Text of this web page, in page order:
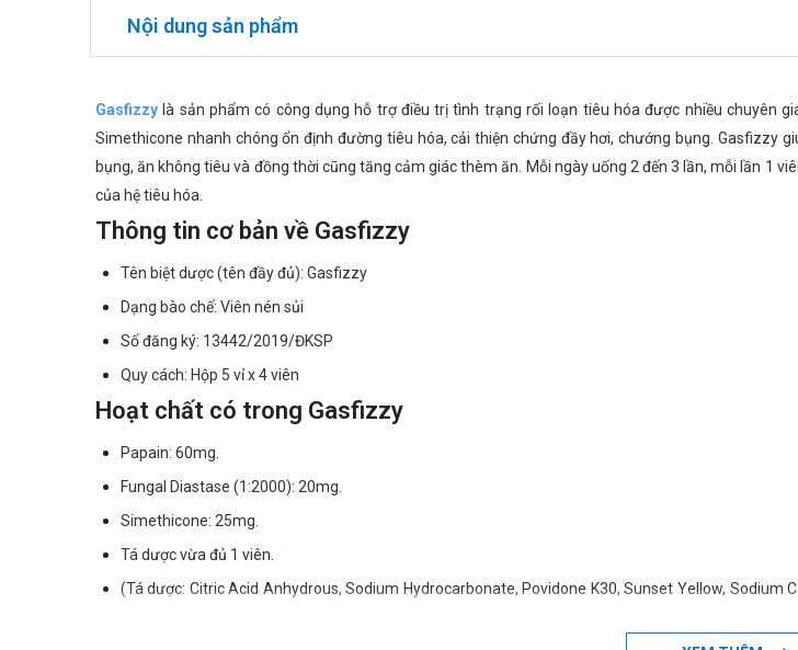
Nội dung sản phẩm
Gasfizzy là sản phẩm có công dụng hỗ trợ điều trị tình trạng rối loạn tiêu hóa được nhiều chuyên
Simethicone nhanh chóng ổn định đường tiêu hóa, cải thiện chứng đầy hơi, chướng bụng. Gasfizzy
bụng, ăn không tiêu và đồng thời cũng tăng cảm giác thèm ăn. Mỗi ngày uống 2 đến 3 lần, mỗi lần 1
của hệ tiêu hóa.
Thông tin cơ bản về Gasfizzy
Tên biệt dược (tên đầy đủ): Gasfizzy
Dạng bào chế: Viên nén sủi
Số đăng ký: 13442/2019/ĐKSP
Quy cách: Hộp 5 vỉ x 4 viên
Hoạt chất có trong Gasfizzy
Papain: 60mg.
Fungal Diastase (1:2000): 20mg.
Simethicone: 25mg.
Tá dược vừa đủ 1 viên.
(Tá dược: Citric Acid Anhydrous, Sodium Hydrocarbonate, Povidone K30, Sunset Yellow,